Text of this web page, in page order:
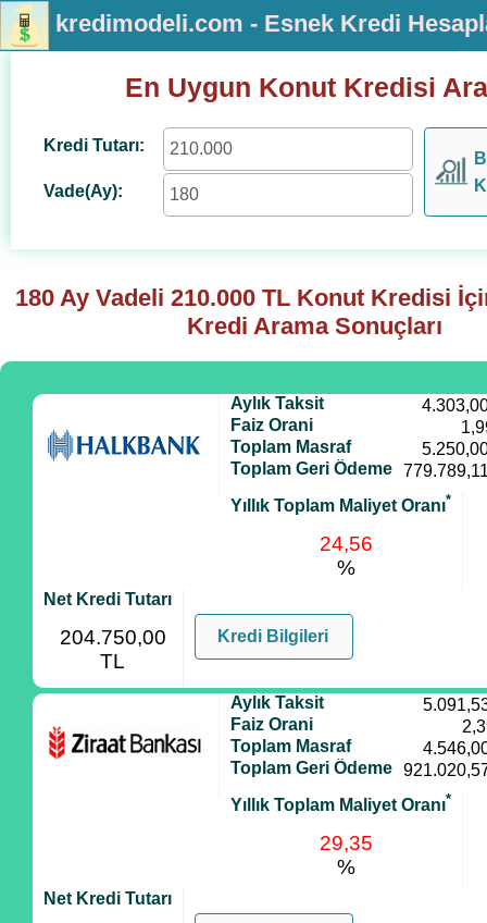
kredimodeli.com - Esnek Kredi
En Uygun Konut Kredisi
Kredi Tutarı:
Vade(Ay):
180 Ay Vadeli210.000 TL Konut Kredisi
Kredi Arama Sonuçları
Aylık Taksit
Faiz Orani
Toplam Masraf
Toplam Geri Ödeme
Yıllık Toplam Maliyet Oranı*
24,56
%
Net Kredi Tutarı
204.750,00
TL
Kredi Bilgileri
Aylık Taksit
Faiz Orani
Toplam Masraf
Toplam Geri Ödeme
Yıllık Toplam Maliyet Oranı*
29,35
%
Net Kredi Tutarı